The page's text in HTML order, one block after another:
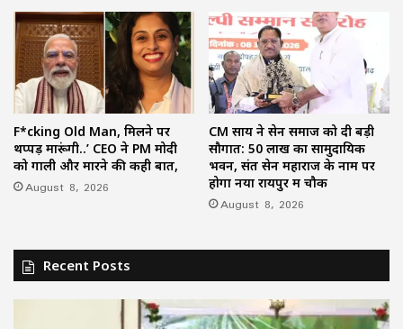
F*cking Old Man, मिलने पर
थप्पड़ मारूंगी..’ CEO ने PM मोदी
को गाली और मारने की कही बात,
August 8, 2026
CM साय ने सेन समाज को दी बड़ी
सौगात: 50 लाख का सामुदायिक
भवन, संत सेन महाराज के नाम पर
होगा नया रायपुर में चौक
August 8, 2026
Recent Posts